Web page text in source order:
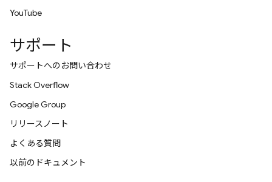
YouTube
サポート
サポートへのお問い合わせ
Stack Overflow
Google Group
リリースノート
よくある質問
以前のドキュメント